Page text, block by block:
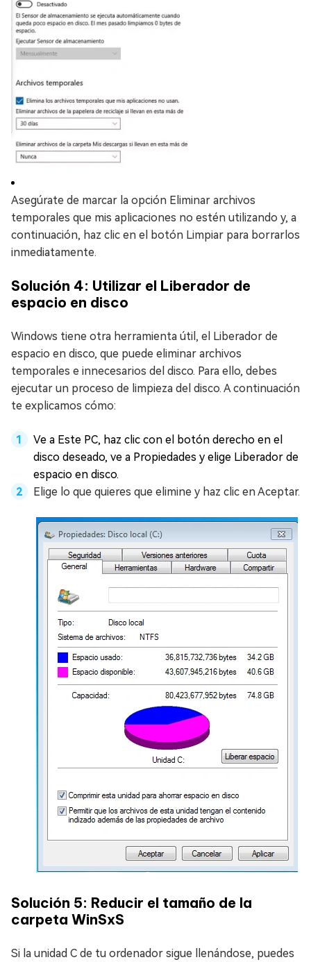
Asegúrate de marcar la opción Eliminar archivos
temporales que mis aplicaciones no estén utilizando y, a
continuación, haz clic en el botón Limpiar para borrarlos
inmediatamente.
Solución 4: Utilizar el Liberador de
espacio en disco
Windows tiene otra herramienta útil, el Liberador de
espacio en disco, que puede eliminar archivos
temporales e innecesarios del disco. Para ello, debes
ejecutar un proceso de limpieza del disco. A continuación
te explicamos cómo:
Ve a Este PC, haz clic con el botón derecho en el
disco deseado, ve a Propiedades y elige Liberador de
espacio en disco.
Elige lo que quieres que elimine y haz clic en Aceptar.
Solución 5: Reducir el tamaño de la
carpeta WinSxS
Si la unidad C de tu ordenador sigue llenándose, puedes